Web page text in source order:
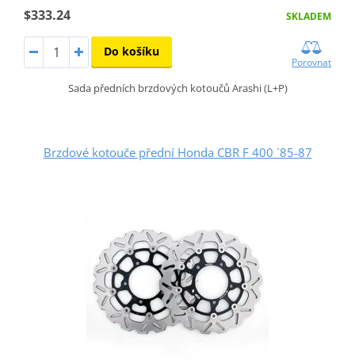
$333.24 SKLADEM
Do košíku
Porovnat
Sada předních brzdových kotoučů Arashi (L+P)
Brzdové kotouče přední Honda CBR F 400 ´85-87